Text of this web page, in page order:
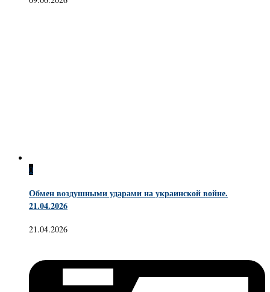
0
Обмен воздушными ударами на украинской войне.
21.04.2026
21.04.2026